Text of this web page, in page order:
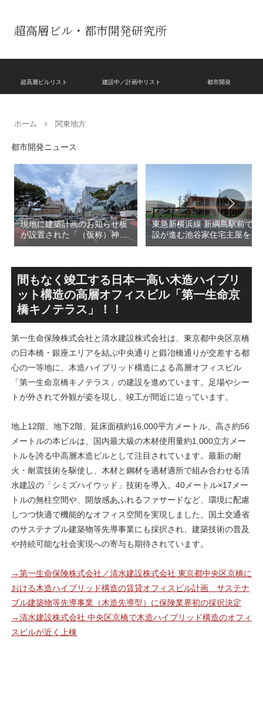
超高層ビル・都市開発研究所
超高層ビルリスト 建設中／計画中リスト 都市開発
ホーム 関東地方
都市開発ニュース
現地に建築計画のお知らせ板
が設置された「（仮称）神宮
前六丁目八角館建替計
SANAA設計で神宮前交差点に
新たな商業施設誕生へ！！
東急新横浜線 新綱島駅前で建
設が進む池谷家住宅主屋を活
用した「新綱島MICCA」！！
による新たな駅前拠点が2026
年秋誕生へ！！
間もなく竣工する日本一高い木造ハイブリ
ット構造の高層オフィスビル「第一生命京
橋キノテラス」！！
第一生命保険株式会社と清水建設株式会社は、東京都中央区京橋
の日本橋・銀座エリアを結ぶ中央通りと鍛冶橋通りが交差する都
心の一等地に、木造ハイブリッド構造による高層オフィスビル
「第一生命京橋キノテラス」の建設を進めています。足場やシー
トが外されて外観が姿を現し、竣工が間近に迫っています。
地上12階、地下2階、延床面積約16,000平方メートル、高さ約56
メートルの本ビルは、国内最大級の木材使用量約1,000立方メー
トルを誇る中高層木造ビルとして注目されています。最新の耐
火・耐震技術を駆使し、木材と鋼材を適材適所で組み合わせる清
水建設の「シミズハイウッド」技術を導入。40メートル×17メー
トルの無柱空間や、開放感あふれるファサードなど、環境に配慮
しつつ快適で機能的なオフィス空間を実現しました。国土交通省
のサステナブル建築物等先導事業にも採択され、建築技術の普及
や持続可能な社会実現への寄与も期待されています。
→第一生命保険株式会社／清水建設株式会社 東京都中央区京橋に
おける木造ハイブリッド構造の賃貸オフィスビル計画 サステナ
ブル建築物等先導事業（木造先導型）に保険業界初の採択決定
→清水建設株式会社 中央区京橋で木造ハイブリッド構造のオフィ
スビルが近く上棟